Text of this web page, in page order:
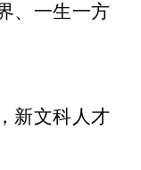
、一生一方
新文科人才